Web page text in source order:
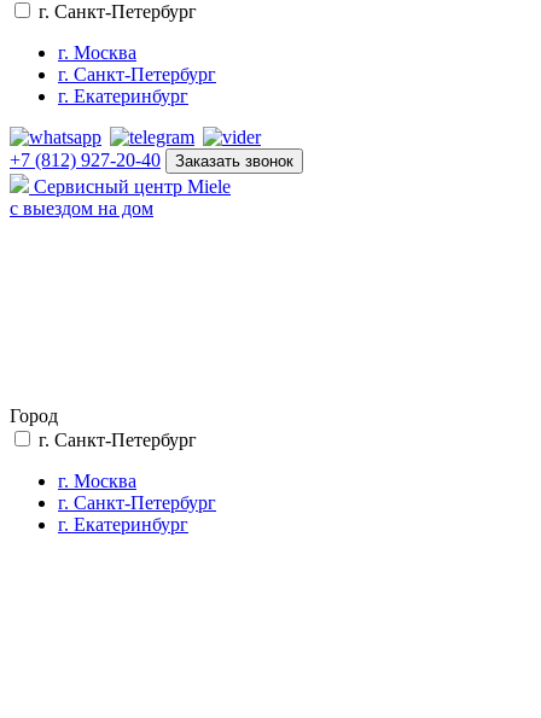
г. Санкт-Петербург
г. Москва
г. Санкт-Петербург
г. Екатеринбург
+7 (812) 927-20-40 Заказать звонок
Сервисный центр Miele
с выездом на дом
Город
г. Санкт-Петербург
г. Москва
г. Санкт-Петербург
г. Екатеринбург